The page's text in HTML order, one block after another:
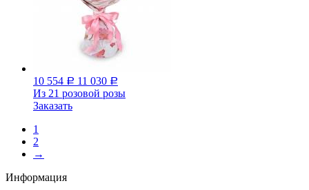
10 554 Р 11 030 Р
Из 21 розовой розы
Заказать
1
2
→
Информация